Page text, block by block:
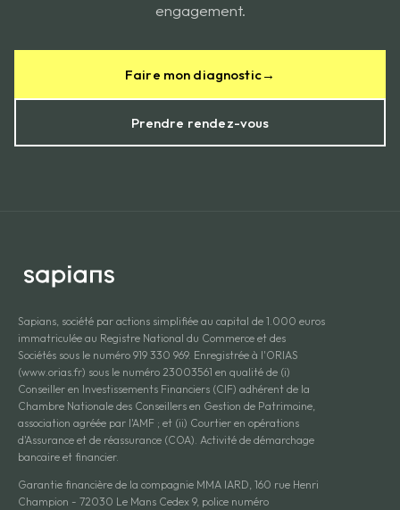
engagement.
Faire mon diagnostic→
Prendre rendez-vous
Sapians, société par actions simplifiée au capital de 1.000 euros
immatriculée au Registre National du Commerce et des
Sociétés sous le numéro 919 330 969. Enregistrée à l'ORIAS
(www.orias.fr) sous le numéro 23003561 en qualité de (i)
Conseiller en Investissements Financiers (CIF) adhérent de la
Chambre Nationale des Conseillers en Gestion de Patrimoine,
association agréée par l'AMF ; et (ii) Courtier en opérations
d'Assurance et de réassurance (COA). Activité de démarchage
bancaire et financier.
Garantie financière de la compagnie MMA IARD, 160 rue Henri
Champion - 72030 Le Mans Cedex 9, police numéro